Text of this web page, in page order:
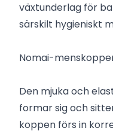
växtunderlag för
särskilt hygieniskt
Nomai-
Den mjuka och
formar sig och
koppen förs in